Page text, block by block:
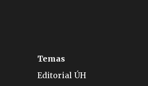
Temas
Editorial ÚH